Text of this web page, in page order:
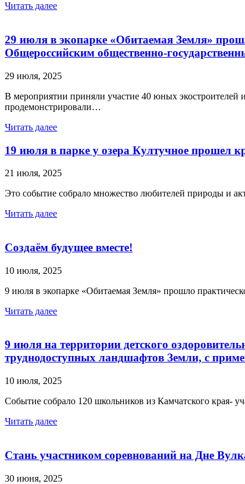
Читать далее
29 июля в экопарке «Обитаемая Земля»
Общероссийским общественно-
29 июля, 2025
В мероприятии приняли участие 40 юных экостроителей
продемонстрировали…
Читать далее
19 июля в парке у озера Култучное прошел
21 июля, 2025
Это событие собрало множество любителей природы и
Читать далее
Создаём будущее вместе!
10 июля, 2025
9 июля в экопарке «Обитаемая Земля» прошло
Читать далее
9 июля на территории детского
труднодоступных ландшафтов Земли, с
10 июля, 2025
Событие собрало 120 школьников из Камчатского края-
Читать далее
Стань участником соревнований на Дне
30 июня, 2025